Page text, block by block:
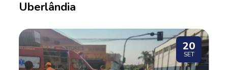
Uberlândia
20
SET